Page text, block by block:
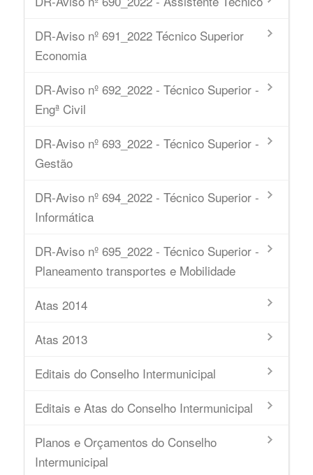
DR-Aviso nº 691_2022 Técnico Superior
Economia
DR-Aviso nº 692_2022 - Técnico Superior -
Engª Civil
DR-Aviso nº 693_2022 - Técnico Superior -
Gestão
DR-Aviso nº 694_2022 - Técnico Superior -
Informática
DR-Aviso nº 695_2022 - Técnico Superior -
Planeamento transportes e Mobilidade
Atas 2014
Atas 2013
Editais do Conselho Intermunicipal
Editais e Atas do Conselho Intermunicipal
Planos e Orçamentos do Conselho
Intermunicipal